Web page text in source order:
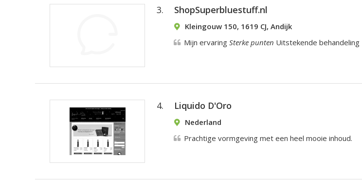
3. ShopSuperbluestuff.nl
Kleingouw 150, 1619 CJ, Andijk
Mijn ervaring Sterke punten Uitstekende behandeling
4. Liquido D'Oro
Nederland
Prachtige vormgeving met een heel mooie inhoud.